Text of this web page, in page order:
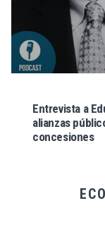
Entrevista a
alianzas
concesiones